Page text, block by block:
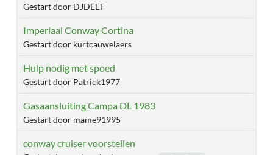
Gestart door DJDEEF
Imperiaal Conway Cortina
Gestart door kurtcauwelaers
Hulp nodig met spoed
Gestart door Patrick1977
Gasaansluiting Campa DL 1983
Gestart door mame91995
conway cruiser voorstellen